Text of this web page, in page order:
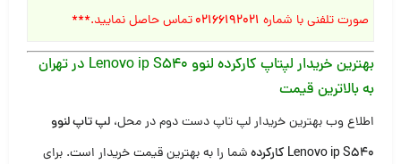
صورت تلفنی با شماره ۰۲۱۶۶۱۹۲۰۲۱تماس حاصل نمایید.***
بهترین خریدار لپتاپ کارکرده
لنوو Lenovo ip S540 در تهران
به بالاترین قیمت
اطلاع وب بهترین خریدار لپ تاپ دست دوم در محل، لپ تاپ لنوو
Lenovo ip S540 کارکرده
شما را به بهترین قیمت خریدار است. برای